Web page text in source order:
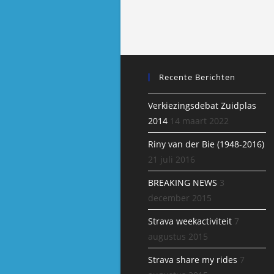
Recente Berichten
Verkiezingsdebat Zuidplas
2014 14 maart 2022
Riny van der Bie (1948-2016)
21 juli 2016
BREAKING NEWS 3
december 2015
Strava weekactiviteit 7
augustus 2015
Strava share my rides 7